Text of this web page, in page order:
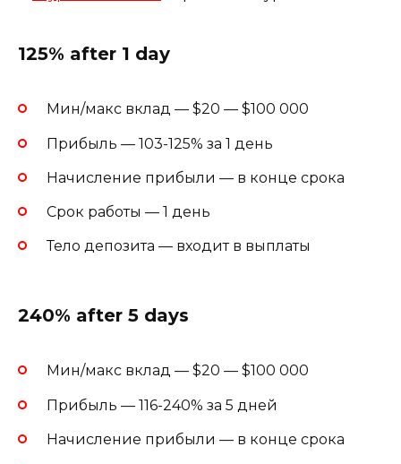
125% after 1 day
Мин/макс вклад — $20 — $100 000
Прибыль — 103-125% за 1 день
Начисление прибыли — в конце срока
Срок работы — 1 день
Тело депозита — входит в выплаты
240% after 5 days
Мин/макс вклад — $20 — $100 000
Прибыль — 116-240% за 5 дней
Начисление прибыли — в конце срока